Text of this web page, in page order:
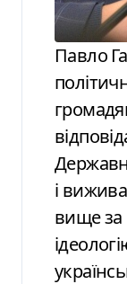
Павло Гай-Нижник: Сьогодні
і
вище за